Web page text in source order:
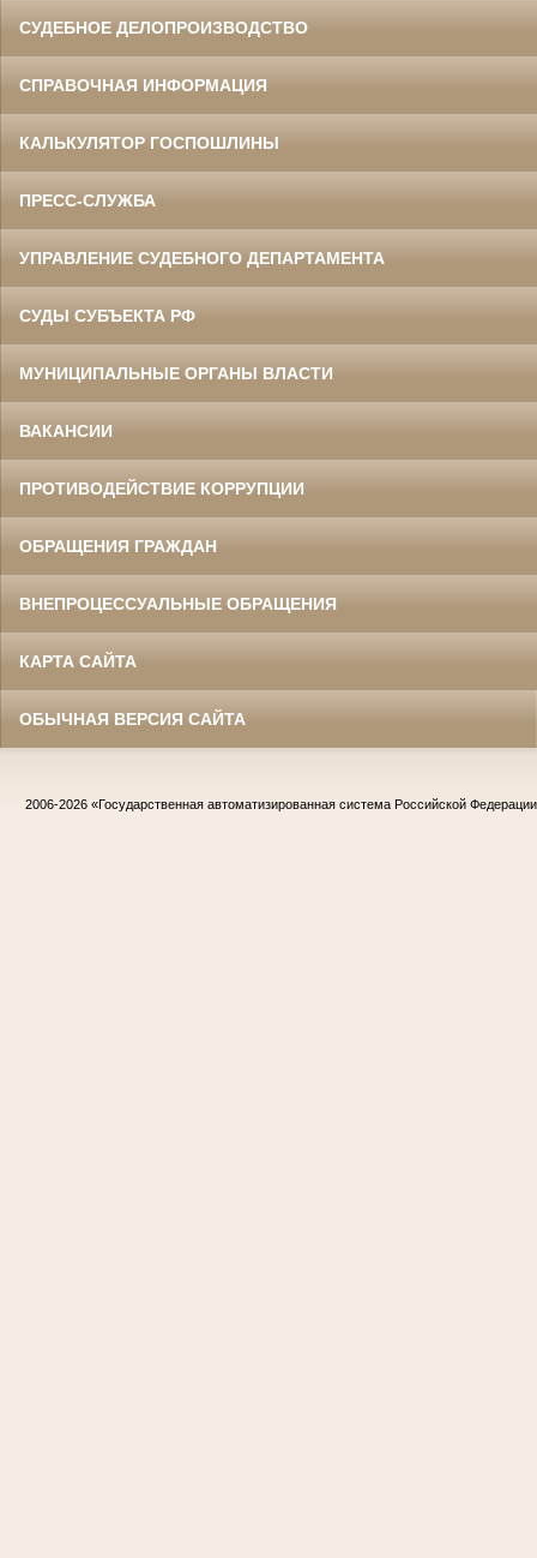
СУДЕБНОЕ ДЕЛОПРОИЗВОДСТВО
СПРАВОЧНАЯ ИНФОРМАЦИЯ
КАЛЬКУЛЯТОР ГОСПОШЛИНЫ
ПРЕСС-СЛУЖБА
УПРАВЛЕНИЕ СУДЕБНОГО ДЕПАРТАМЕНТА
СУДЫ СУБЪЕКТА РФ
МУНИЦИПАЛЬНЫЕ ОРГАНЫ ВЛАСТИ
ВАКАНСИИ
ПРОТИВОДЕЙСТВИЕ КОРРУПЦИИ
ОБРАЩЕНИЯ ГРАЖДАН
ВНЕПРОЦЕССУАЛЬНЫЕ ОБРАЩЕНИЯ
КАРТА САЙТА
ОБЫЧНАЯ ВЕРСИЯ САЙТА
2006-2026 «Государственная автоматизированная система Российской